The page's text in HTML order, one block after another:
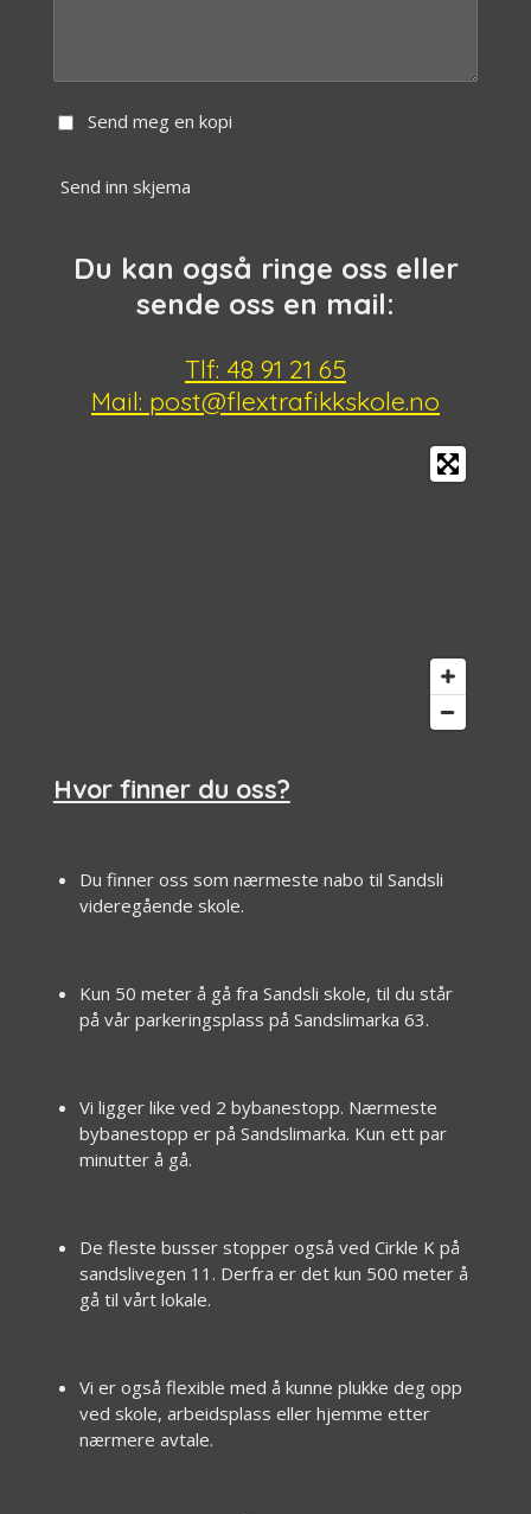
Send meg en kopi
Send inn skjema
Du kan også ringe oss eller
sende oss en mail:
Tlf: 48 91 21 65
Mail: post@flextrafikkskole.no
Hvor finner du oss?
Du finner oss som nærmeste nabo til Sandsli
videregående skole.
Kun 50 meter å gå fra Sandsli skole, til du står
på vår parkeringsplass på Sandslimarka 63.
Vi ligger like ved 2 bybanestopp. Nærmeste
bybanestopp er på Sandslimarka. Kun ett par
minutter å gå.
De fleste busser stopper også ved Cirkle K på
sandslivegen 11. Derfra er det kun 500 meter å
gå til vårt lokale.
Vi er også flexible med å kunne plukke deg opp
ved skole, arbeidsplass eller hjemme etter
nærmere avtale.